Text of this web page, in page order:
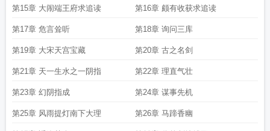
龙笔趣阁 方知是天龙无弹窗最新章节 方知是天龙无错版方知是天龙无弹窗手机
是天龙无弹窗阅读方知是天龙TXT 方知是天龙无弹窗方知是天龙123读书网
知是天龙好看吗大宋为王十三年方知是天龙 笔趣 方知是天龙全本免费
是天龙在线无弹窗方知是天龙最新章节更新方知是天龙笔趣阁免费阅读无弹
第15章 大闹端王府求追读 第16章 颇有收获求追读
第17章 危言耸听 第18章 询问三库
第19章 大宋天宫宝藏 第20章 古之名剑
第21章 天一生水之一阴指 第22章 理直气壮
第23章 幻阴指成 第24章 谋事先机
第25章 风雨提灯南下大理 第26章 马蹄香幽